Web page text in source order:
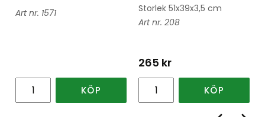
1571
KÖP
Storlek 51x39x3,5 cm
208
265 kr
KÖP